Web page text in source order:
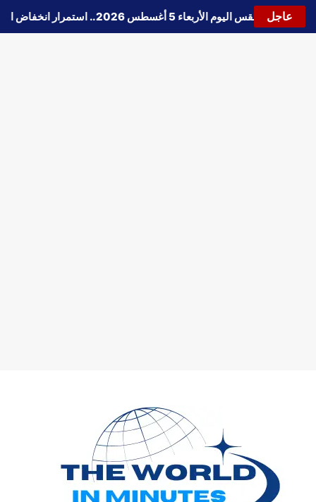
عاجل 🔵حالة الطقس اليوم الأربعاء 5 أغسطس 2026.. استمرار انخفاض الحرارة وتحذيرات من الشبورة واضطراب الملاحة